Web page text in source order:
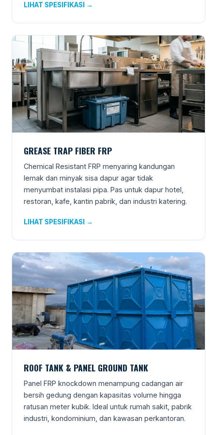
LIHAT SPESIFIKASI →
GREASE TRAP FIBER FRP
Chemical Resistant FRP menyaring kandungan
lemak dan minyak sisa dapur agar tidak
menyumbat instalasi pipa. Pas untuk dapur hotel,
restoran, kafe, kantin pabrik, dan industri katering.
LIHAT SPESIFIKASI →
ROOF TANK & PANEL GROUND TANK
Panel FRP knockdown menampung cadangan air
bersih gedung dengan kapasitas volume hingga
ratusan meter kubik. Ideal untuk rumah sakit, pabrik
industri, kondominium, dan kawasan perkantoran.